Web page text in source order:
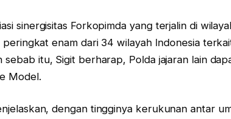
sinergisitas Forkopimda yang terjalin di
enam dari 34 wilayah Indonesia
sebab itu, Sigit berharap, Polda jajaran lain
Model.
dengan tingginya kerukunan antar